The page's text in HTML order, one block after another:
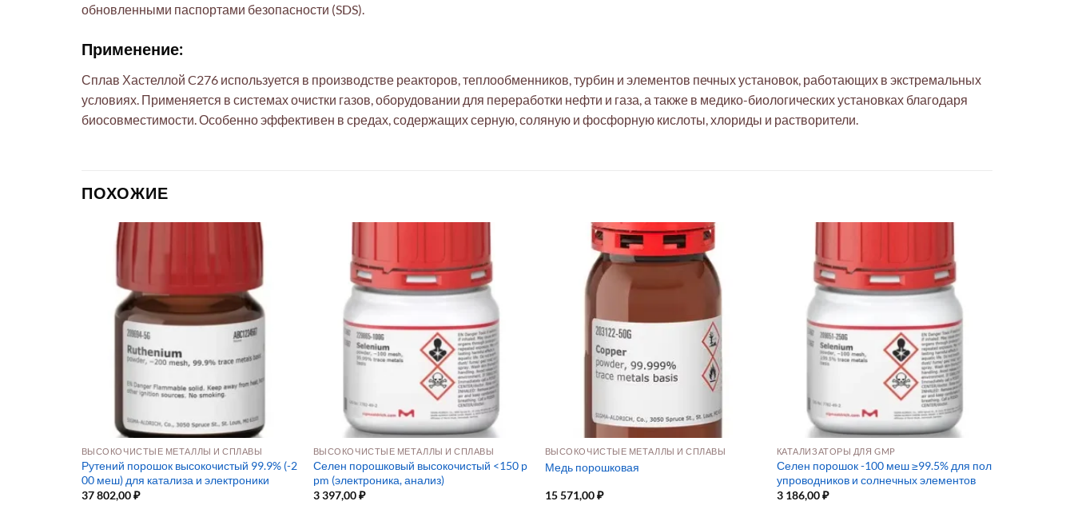
обновленными паспортами безопасности (SDS).
Применение:
Сплав Хастеллой C276 используется в производстве реакторов, теплообменников, турбин и элементов печных установок, работающих в экстремальных
условиях. Применяется в системах очистки газов, оборудовании для переработки нефти и газа, а также в медико-биологических установках благодаря
биосовместимости. Особенно эффективен в средах, содержащих серную, соляную и фосфорную кислоты, хлориды и растворители.
ПОХОЖИЕ
ВЫСОКОЧИСТЫЕ МЕТАЛЛЫ И СПЛАВЫ
Рутений порошок высокочистый 99.9% (-2
00 меш) для катализа и электроники
37 802,00₽
ВЫСОКОЧИСТЫЕ МЕТАЛЛЫ И СПЛАВЫ
Селен порошковый высокочистый <150 p
pm (электроника, анализ)
3 397,00₽
ВЫСОКОЧИСТЫЕ МЕТАЛЛЫ И СПЛАВЫ
Медь порошковая
15 571,00₽
КАТАЛИЗАТОРЫ ДЛЯ GMP
Селен порошок -100 меш ≥99.5% для пол
упроводников и солнечных элементов
3 186,00₽